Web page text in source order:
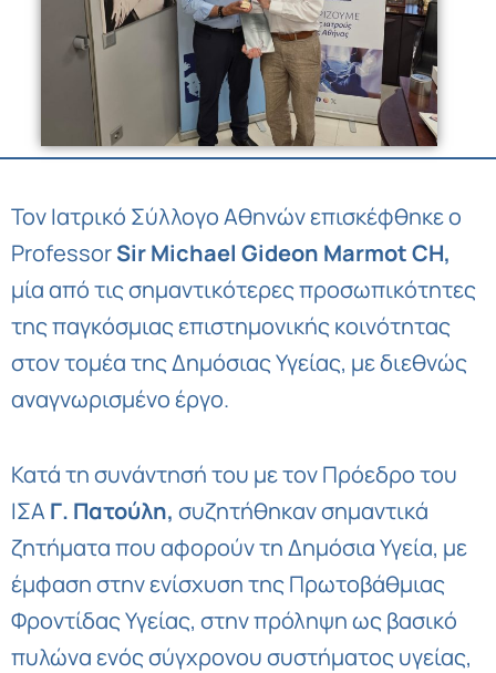
Τον Ιατρικό Σύλλογο Αθηνών επισκέφθηκε ο
ProfessorSir Michael Gideon Marmot CH,
μία από τις σημαντικότερες προσωπικότητες
της παγκόσμιας επιστημονικής κοινότητας
στον τομέα της Δημόσιας Υγείας, με διεθνώς
αναγνωρισμένο έργο.
Κατά τη συνάντησή του με τον Πρόεδρο του
ΙΣΑ Γ. Πατούλη, συζητήθηκαν σημαντικά
ζητήματα που αφορούν τη Δημόσια Υγεία, με
έμφαση στην ενίσχυση της Πρωτοβάθμιας
Φροντίδας Υγείας, στην πρόληψη ως βασικό
πυλώνα ενός σύγχρονου συστήματος υγείας,